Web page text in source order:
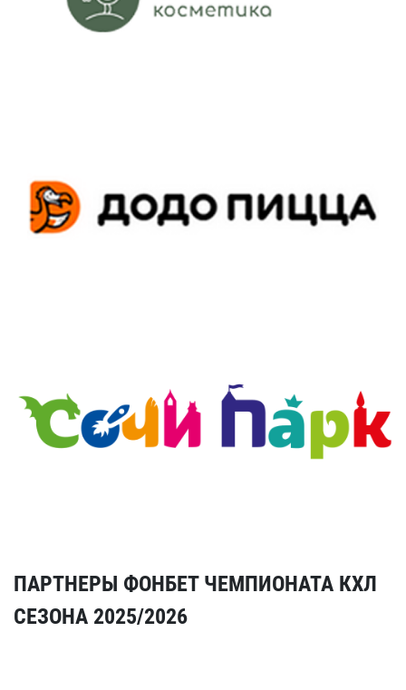
ПАРТНЕРЫ ФОНБЕТ ЧЕМПИОНАТА КХЛ
СЕЗОНА 2025/2026